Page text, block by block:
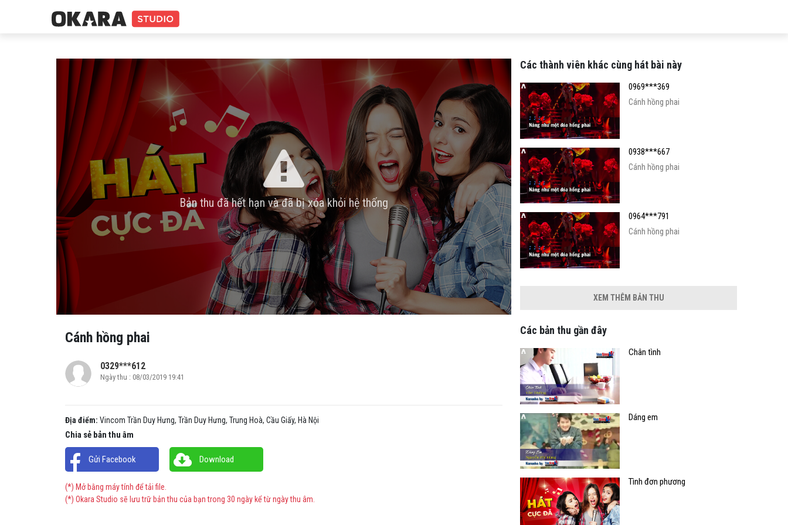
Bản thu đã hết hạn và đã bị xóa khỏi hệ thống
Cánh hồng phai
0329***612
Ngày thu : 08/03/2019 19:41
Địa điểm: Vincom Trần Duy Hưng, Trần Duy Hưng, Trung Hoà, Cầu Giấy, Hà Nội
Chia sẻ bản thu âm
Gửi Facebook Download
(*) Mở bằng máy tính để tải file.
(*) Okara Studio sẽ lưu trữ bản thu của bạn trong 30 ngày kể từ ngày thu âm.
Các thành viên khác cùng hát bài này
0969***369
Cánh hồng phai
0938***667
Cánh hồng phai
0964***791
Cánh hồng phai
XEM THÊM BẢN THU
Các bản thu gần đây
Chân tình
Dáng em
Tình đơn phương